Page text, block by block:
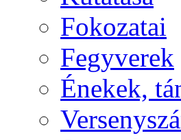
Fokozatai
Fegyverek
Énekek,